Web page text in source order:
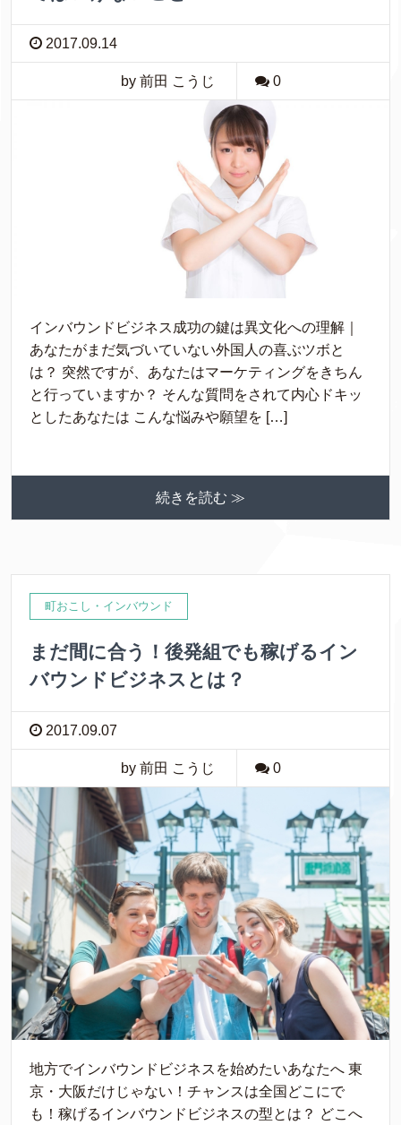
2017.09.14
by 前田 こうじ 0
インバウンドビジネス成功の鍵は異文化への理解｜
あなたがまだ気づいていない外国人の喜ぶツボと
は？ 突然ですが、あなたはマーケティングをきちん
と行っていますか？ そんな質問をされて内心ドキッ
としたあなたは こんな悩みや願望を […]
続きを読む ≫
町おこし・インバウンド
まだ間に合う！後発組でも稼げるイン
バウンドビジネスとは？
2017.09.07
by 前田 こうじ 0
地方でインバウンドビジネスを始めたいあなたへ 東
京・大阪だけじゃない！チャンスは全国どこにで
も！稼げるインバウンドビジネスの型とは？ どこへ